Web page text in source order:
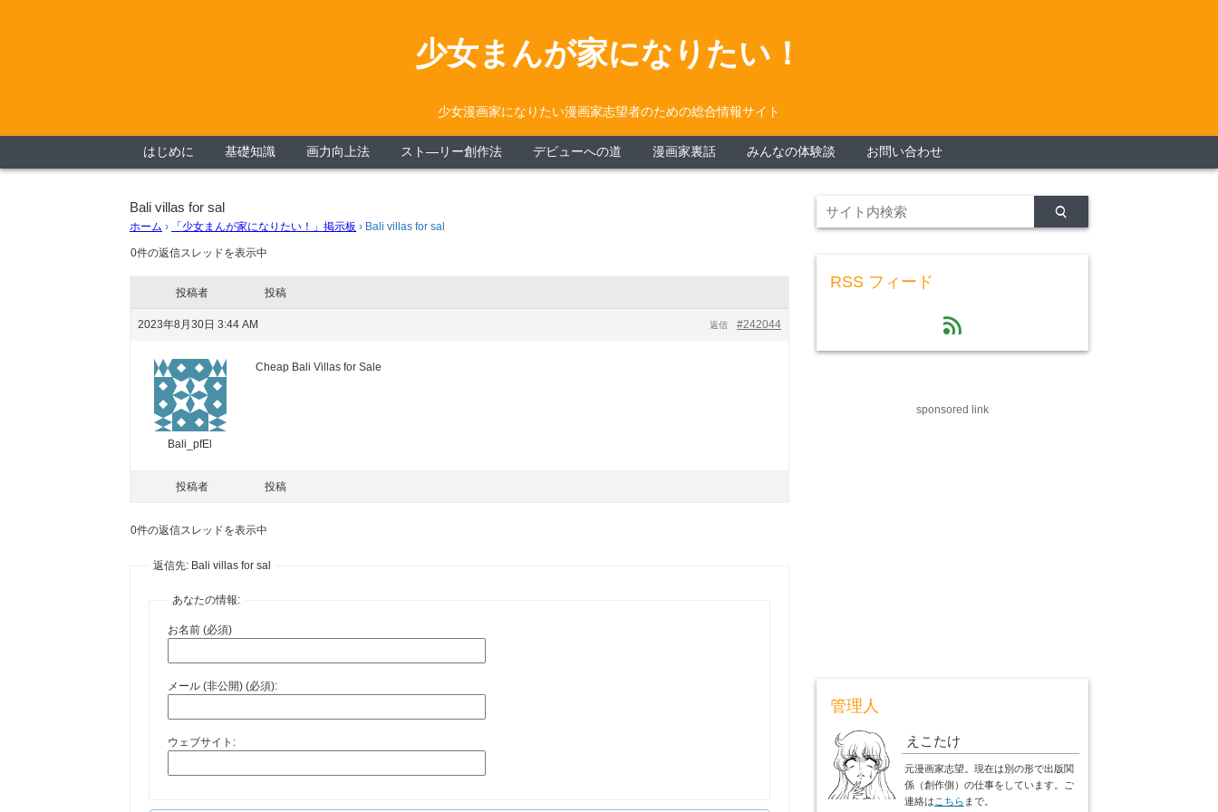
少女まんが家になりたい！
少女漫画家になりたい漫画家志望者のための総合情報サイト
はじめに 基礎知識 画力向上法 スト―リー創作法 デビューへの道 漫画家裏話 みんなの体験談 お問い合わせ
Bali villas for sal
ホーム › 「少女まんが家になりたい！」掲示板 › Bali villas for sal
0件の返信スレッドを表示中
投稿者 投稿
2023年8月30日 3:44 AM #242044
返信
Bali_pfEl
Cheap Bali Villas for Sale
投稿者 投稿
0件の返信スレッドを表示中
返信先: Bali villas for sal
あなたの情報:
お名前 (必須)
メール (非公開) (必須):
ウェブサイト:
RSS フィード
feed
sponsored link
管理人
えこたけ
元漫画家志望。現在は別の形で出版関
係（創作側）の仕事をしています。ご
連絡は こちら まで。